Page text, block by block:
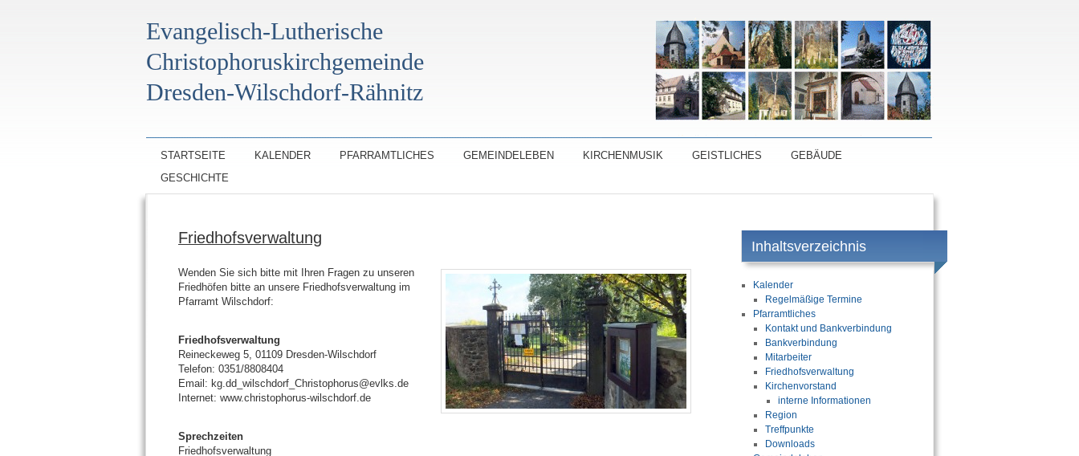
Evangelisch-Lutherische
Christophoruskirchgemeinde
Dresden-Wilschdorf-Rähnitz
STARTSEITE KALENDER PFARRAMTLICHES GEMEINDELEBEN KIRCHENMUSIK GEISTLICHES
GEBÄUDE
GESCHICHTE
Friedhofsverwaltung
Wenden Sie sich bitte mit Ihren Fragen zu unseren
Friedhöfen bitte an unsere Friedhofsverwaltung im
Pfarramt Wilschdorf:
Friedhofsverwaltung
Reineckeweg 5, 01109 Dresden-Wilschdorf
Telefon: 0351/8808404
Email: kg.dd_wilschdorf_Christophorus@evlks.de
Internet: www.christophorus-wilschdorf.de
Sprechzeiten
Friedhofsverwaltung
Inhaltsverzeichnis
Kalender
Regelmäßige Termine
Pfarramtliches
Kontakt und Bankverbindung
Bankverbindung
Mitarbeiter
Friedhofsverwaltung
Kirchenvorstand
interne Informationen
Region
Treffpunkte
Downloads